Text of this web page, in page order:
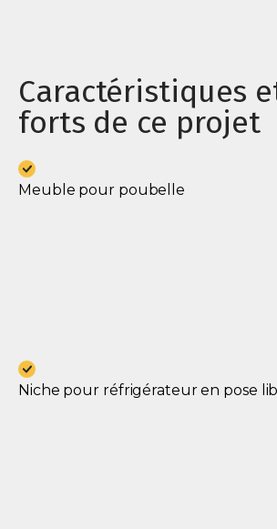
Caractéristiques
forts de ce projet
Meuble pour poubelle
Niche pour réfrigérateur en pose